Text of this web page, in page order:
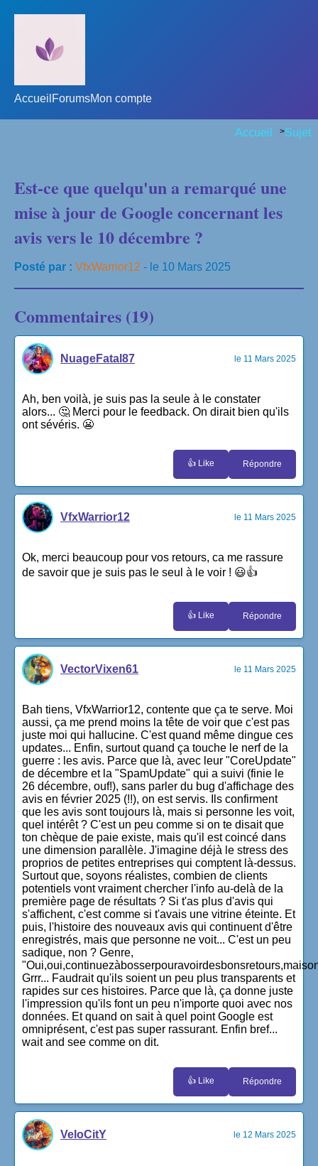
Accueil ForumsMon compte
Accueil >Sujet
Est-ce que quelqu'un a remarqué une
mise à jour de Google concernant les
avis vers le 10 décembre ?
Posté par : VfxWarrior12 - le 10 Mars 2025
Commentaires (19)
NuageFatal87 le 11 Mars 2025
Ah, ben voilà, je suis pas la seule à le constater
alors... 🤔 Merci pour le feedback. On dirait bien qu'ils
ont sévéris. 😬
👍 Like Répondre
VfxWarrior12 le 11 Mars 2025
Ok, merci beaucoup pour vos retours, ca me rassure
de savoir que je suis pas le seul à le voir ! 😃👍
👍 Like Répondre
VectorVixen61 le 11 Mars 2025
Bah tiens, VfxWarrior12, contente que ça te serve. Moi
aussi, ça me prend moins la tête de voir que c'est pas
juste moi qui hallucine. C'est quand même dingue ces
updates... Enfin, surtout quand ça touche le nerf de la
guerre : les avis. Parce que là, avec leur "CoreUpdate"
de décembre et la "SpamUpdate" qui a suivi (finie le
26 décembre, ouf!), sans parler du bug d'affichage des
avis en février 2025 (!!), on est servis. Ils confirment
que les avis sont toujours là, mais si personne les voit,
quel intérêt ? C'est un peu comme si on te disait que
ton chèque de paie existe, mais qu'il est coincé dans
une dimension parallèle. J'imagine déjà le stress des
proprios de petites entreprises qui comptent là-dessus.
Surtout que, soyons réalistes, combien de clients
potentiels vont vraiment chercher l'info au-delà de la
première page de résultats ? Si t'as plus d'avis qui
s'affichent, c'est comme si t'avais une vitrine éteinte. Et
puis, l'histoire des nouveaux avis qui continuent d'être
enregistrés, mais que personne ne voit... C'est un peu
sadique, non ? Genre,
Grrr... Faudrait qu'ils soient un peu plus transparents et
rapides sur ces histoires. Parce que là, ça donne juste
l'impression qu'ils font un peu n'importe quoi avec nos
données. Et quand on sait à quel point Google est
omniprésent, c'est pas super rassurant. Enfin bref...
wait and see comme on dit.
👍 Like Répondre
VeloCitY le 12 Mars 2025